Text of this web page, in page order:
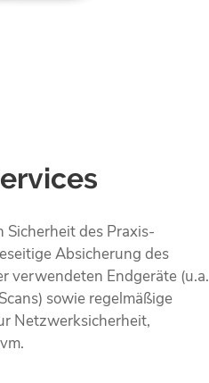
Sicherheit des Praxis-
Absicherung des
verwendeten Endgeräte (u.a.
sowie regelmäßige
Netzwerksicherheit,